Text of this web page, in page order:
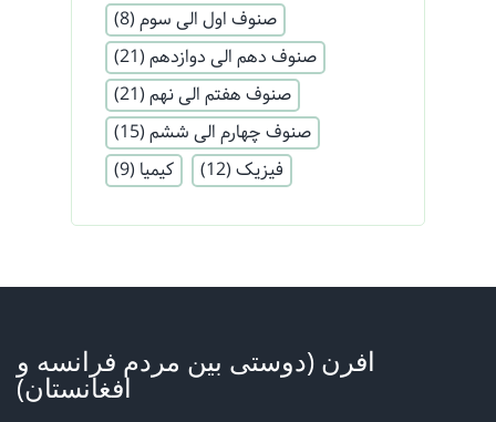
صنوف اول الی سوم (8)
صنوف دهم الی دوازدهم (21)
صنوف هفتم الی نهم (21)
صنوف چهارم الی ششم (15)
فیزیک (12) کیمیا (9)
افرن (دوستی بین مردم فرانسه و
افغانستان)